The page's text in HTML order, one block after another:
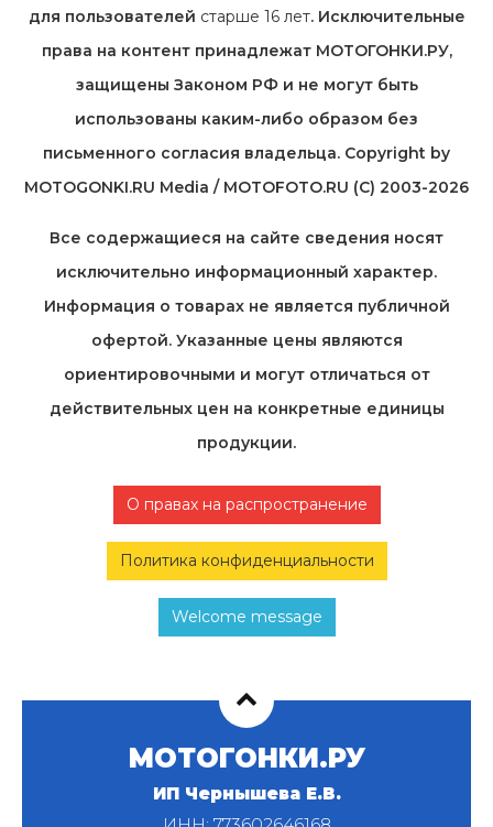
для пользователей старше 16 лет. Исключительные
права на контент принадлежат МОТОГОНКИ.РУ,
защищены Законом РФ и не могут быть
использованы каким-либо образом без
письменного согласия владельца. Copyright by
MOTOGONKI.RU Media / MOTOFOTO.RU (C) 2003-2026
Все содержащиеся на cайте сведения носят
исключительно информационный характер.
Информация о товарах не является публичной
офертой. Указанные цены являются
ориентировочными и могут отличаться от
действительных цен на конкретные единицы
продукции.
О правах на распространение
Политика конфиденциальности
Welcome message
МОТОГОНКИ.РУ
ИП Чернышева Е.В.